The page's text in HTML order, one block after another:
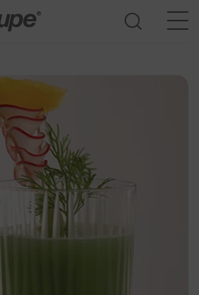
guide de sélection